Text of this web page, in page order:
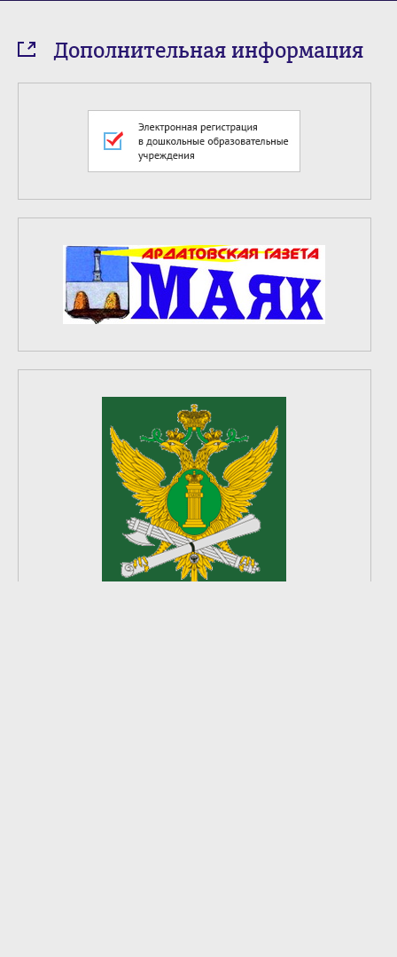
Дополнительная информация